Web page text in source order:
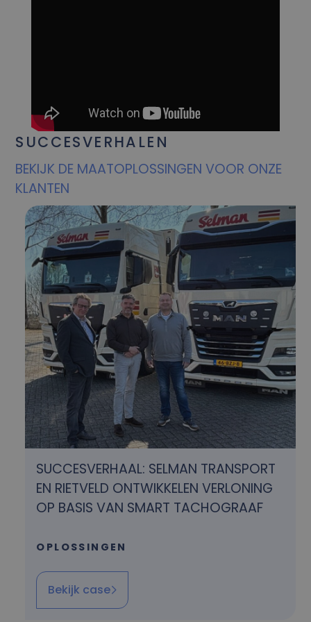
SUCCESVERHALEN
BEKIJK DE MAATOPLOSSINGEN VOOR ONZE
KLANTEN
SUCCESVERHAAL: SELMAN TRANSPORT
EN RIETVELD ONTWIKKELEN VERLONING
OP BASIS VAN SMART TACHOGRAAF
OPLOSSINGEN
Bekijk case